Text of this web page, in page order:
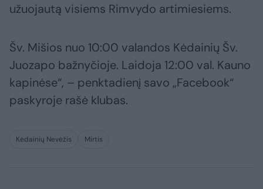
užuojautą visiems Rimvydo artimiesiems.
Šv. Mišios nuo 10:00 valandos Kėdainių Šv.
Juozapo bažnyčioje. Laidoja 12:00 val. Kauno
kapinėse“, – penktadienį savo „Facebook“
paskyroje rašė klubas.
Kėdainių Nevėžis Mirtis